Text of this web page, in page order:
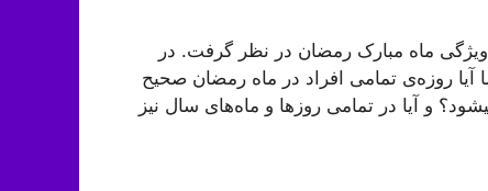
ویژگی ماه مبارک رمضان در نظر گرفت. در
روزه‌ی تمامی افراد در ماه رمضان صحیح
و آیا در تمامی روزها و ماه‌های سال نیز